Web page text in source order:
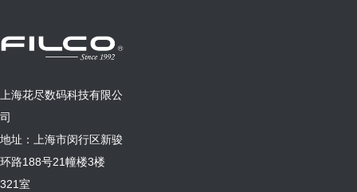
上海花尽数码科技有限公
司
地址：上海市闵行区新骏
环路188号21幢楼3楼
321室